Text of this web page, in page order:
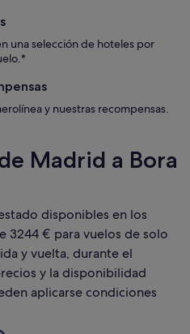
una selección de hoteles por
y nuestras recompensas.
Madrid a Bora
disponibles en los
3244 € para vuelos de solo
y vuelta, durante el
y la disponibilidad
aplicarse condiciones